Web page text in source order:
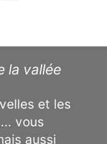
la vallée
et les
vous
aussi